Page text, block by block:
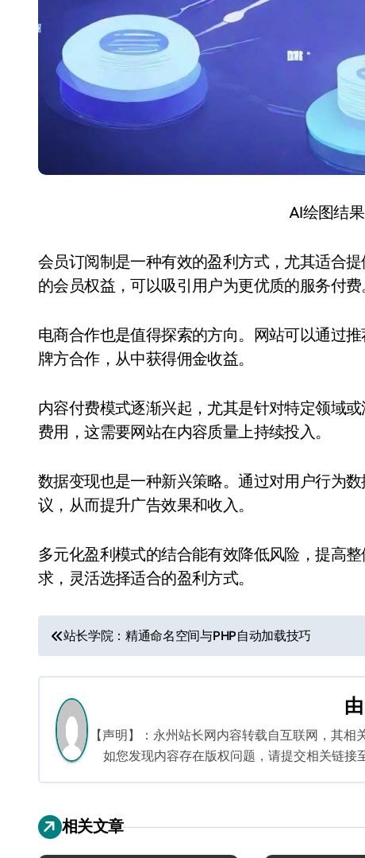
AI绘图结
会员订阅制是一种有效的盈利方式，尤其适合
的会员权益，可以吸引用户为更优质的服务付费
电商合作也是值得探索的方向。网站可以通过
牌方合作，从中获得佣金收益。
内容付费模式逐渐兴起，尤其是针对特定领域
费用，这需要网站在内容质量上持续投入。
数据变现也是一种新兴策略。通过对用户行为
议，从而提升广告效果和收入。
多元化盈利模式的结合能有效降低风险，提高
求，灵活选择适合的盈利方式。
文
章
导
航
站长学院：精通命名空间与PHP自动加载技巧
由
【声明】：永州站长网内容转载自互联网，其
如您发现内容存在版权问题，请提交相关链接
相关文章